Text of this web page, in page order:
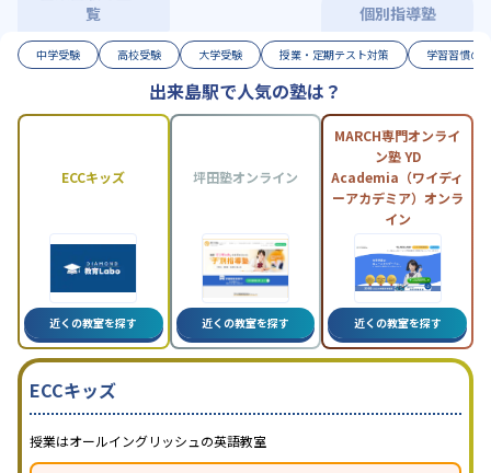
覧
個別指導塾
中学受験 高校受験 大学受験 授業・定期テスト対策 学習習慣の
出来島駅で人気の塾は？
ECCキッズ
近くの教室を探す
坪田塾オンライン
近くの教室を探す
MARCH専門オンライ
ン塾 YD
Academia（ワイディ
ーアカデミア）オンラ
イン
近くの教室を探す
ECCキッズ
授業はオールイングリッシュの英語教室